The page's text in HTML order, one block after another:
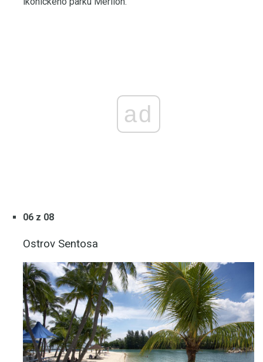
ad
06 z 08
Ostrov Sentosa